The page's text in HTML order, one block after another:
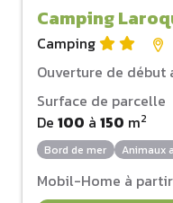
Camping
Camping
Ouverture de début
Surface de parcelle
De 100 à 150 m2
Bord de mer Animaux
Mobil-Home à